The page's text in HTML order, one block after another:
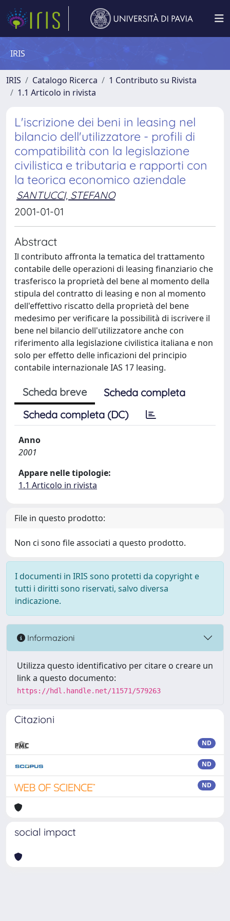
IRIS
IRIS Catalogo Ricerca
1 Contributo su Rivista
1.1 Articolo in rivista
L'iscrizione dei beni in leasing nel
bilancio dell'utilizzatore - profili di
compatibilità con la legislazione
civilistica e tributaria e rapporti con
la teorica economico aziendale
SANTUCCI, STEFANO
2001-01-01
Abstract
Il contributo affronta la tematica del trattamento
contabile delle operazioni di leasing finanziario che
trasferisco la proprietà del bene al momento della
stipula del contratto di leasing e non al momento
dell'effettivo riscatto della proprietà del bene
medesimo per verificare la possibilità di iscrivere il
bene nel bilancio dell'utilizzatore anche con
riferimento alla legislazione civilistica italiana e non
solo per effetto delle inficazioni del principio
contabile internazionale IAS 17 leasing.
Scheda breve
Scheda completa
Scheda completa (DC)
Anno
2001
Appare nelle tipologie:
1.1 Articolo in rivista
File in questo prodotto:
Non ci sono file associati a questo prodotto.
I documenti in IRIS sono protetti da copyright e
tutti i diritti sono riservati, salvo diversa
indicazione.
Informazioni
Utilizza questo identificativo per citare o creare un
link a questo documento:
https://hdl.handle.net/11571/579263
Citazioni
ND
ND
ND
social impact